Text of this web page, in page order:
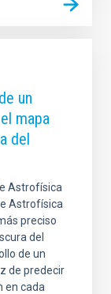
un
mapa
del
Astrofísica
Astrofísica
preciso
del
de un
de predecir
en cada